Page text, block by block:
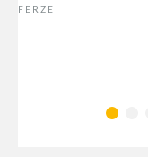
FERZE